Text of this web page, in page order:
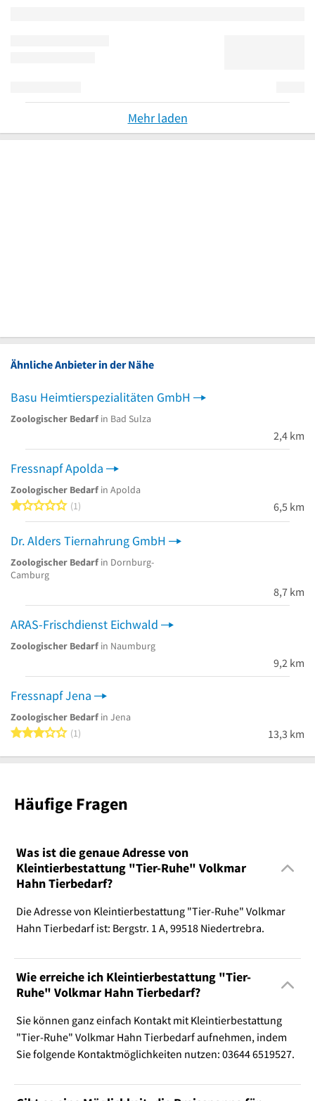
Mehr laden
Ähnliche Anbieter in der Nähe
Basu Heimtierspezialitäten GmbH
Zoologischer Bedarf in Bad Sulza
2,4 km
Fressnapf Apolda
Zoologischer Bedarf in Apolda
1 von 5 Sternen
1 6,5 km
Dr. Alders Tiernahrung GmbH
Zoologischer Bedarf in Dornburg-
Camburg
8,7 km
ARAS-Frischdienst Eichwald
Zoologischer Bedarf in Naumburg
9,2 km
Fressnapf Jena
Zoologischer Bedarf in Jena
3 von 5 Sternen
1 13,3 km
Häufige Fragen
Was ist die genaue Adresse von
Kleintierbestattung "Tier-Ruhe" Volkmar
Hahn Tierbedarf?
Die Adresse von Kleintierbestattung "Tier-Ruhe" Volkmar
Hahn Tierbedarf ist: Bergstr. 1 A, 99518 Niedertrebra.
Wie erreiche ich Kleintierbestattung "Tier-
Ruhe" Volkmar Hahn Tierbedarf?
Sie können ganz einfach Kontakt mit Kleintierbestattung
"Tier-Ruhe" Volkmar Hahn Tierbedarf aufnehmen, indem
Sie folgende Kontaktmöglichkeiten nutzen: 03644 6519527.